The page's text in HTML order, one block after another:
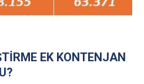
EK KONTENJAN